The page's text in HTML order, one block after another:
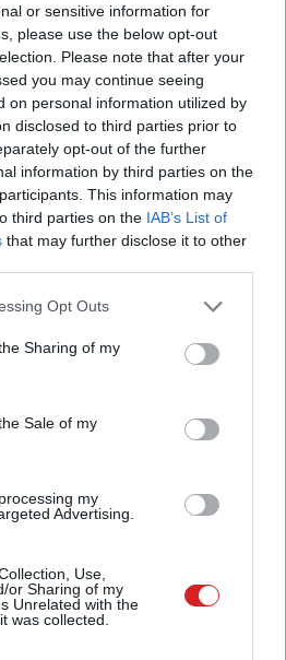
or sensitive information for
please use the below opt-out
Please note that after your
you may continue seeing
on personal information utilized by
disclosed to third parties prior to
opt-out of the further
information by third parties on the
This information may
third parties on the IAB’s List of
that may further disclose it to other
app uses one or more Google
usage behaviour. You may click to
and its third-party tags to
purposes in below Google
Opt Outs
Sharing of my
Sale of my
my
Advertising.
Use,
or Sharing of my
Unrelated with the
was collected.
a platformon. A kínai videós
népszerű, amit részben épp
folyamatosan alkalmazkodik a
sem, a riválisok egyik fontos
aminek akár örülhetnénk is,
azért kis aggodalom is
A videós platform e-mailben
hogy hamarosan mindenki
tesznek egy olyan beállítási
engedélyezi, hogy bárkitől
bekövetés.
novemberében már egy kis
működését, most azonban
ám szerencsére opcionális,
a biztonságos burokban.
döntésnek, hiszen a TikTok
feltételezhetjük, hogy szörnyen
a lehetőséggel, de az